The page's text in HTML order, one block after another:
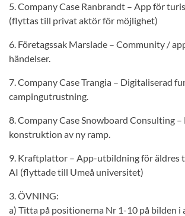
5. Company Case Ranbrandt – App för
(flyttas till privat aktör för möjlighet)
6. Företagssak Marslade – Community /
händelser.
7. Company Case Trangia – Digitaliserad
campingutrustning.
8. Company Case Snowboard Consulting
konstruktion av ny ramp.
9. Kraftplattor – App-utbildning för äldres
AI (flyttade till Umeå universitet)
3. ÖVNING:
a) Titta på positionerna Nr 1-10 på bilden i